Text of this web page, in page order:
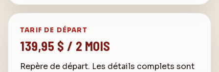
TARIF DE DÉPART
139,95 $ / 2 MOIS
Repère de départ. Les détails complets sont